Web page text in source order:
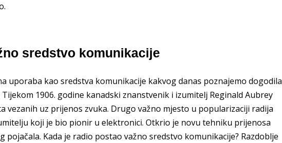
sredstvo komunikacije
uporaba kao sredstva komunikacije kakvog danas poznajemo dogodila
1906. godine kanadski znanstvenik i izumitelj Reginald Aubrey
vezanih uz prijenos zvuka. Drugo važno mjesto u popularizaciji radija
koji je bio pionir u elektronici. Otkrio je novu tehniku ​​prijenosa
Kada je radio postao važno sredstvo komunikacije? Razdoblje